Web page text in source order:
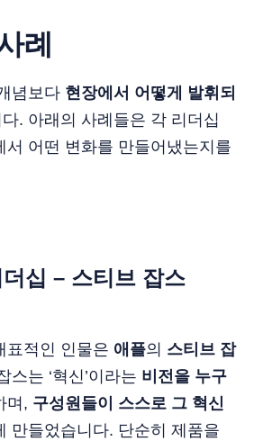
례
념보다 현장에서 어떻게 발휘되
. 아래의 사례들은 각 리더십
서 어떤 변화를 만들어냈는지를
십 – 스티브 잡스
표적인 인물은 애플의 스티브 잡
스는 ‘혁신’이라는 비전을 누구
며, 구성원들이 스스로 그 혁신
만들었습니다. 단순히 제품을